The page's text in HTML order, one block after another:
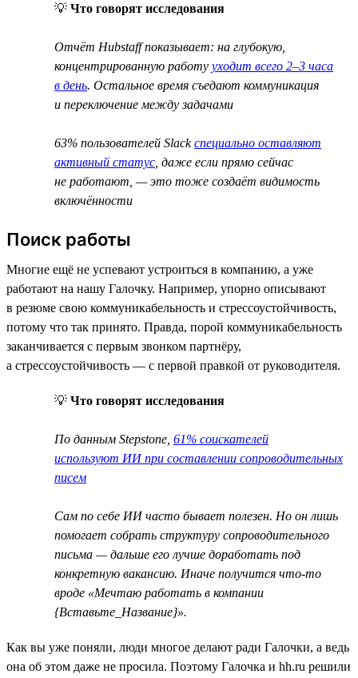
💡 Что говорят исследования
Отчёт Hubstaff показывает: на глубокую,
концентрированную работу уходит всего 2–3 часа
в день. Остальное время съедают коммуникация
и переключение между задачами
63% пользователей Slackспециально оставляют
активный статус , даже если прямо сейчас
не работают, — это тоже создаёт видимость
включённости
Поиск работы
Многие ещё не успевают устроиться в компанию, а уже
работают на нашу Галочку. Например, упорно описывают
в резюме свою коммуникабельность и стрессоустойчивость,
потому что так принято. Правда, порой коммуникабельность
заканчивается с первым звонком партнёру,
а стрессоустойчивость — с первой правкой от руководителя.
💡 Что говорят исследования
По данным Stepstone, 61% соискателей
используют ИИ при составлении сопроводительных
писем
Сам по себе ИИ часто бывает полезен. Но он лишь
помогает собрать структуру сопроводительного
письма — дальше его лучше доработать под
конкретную вакансию. Иначе получится что-то
вроде «Мечтаю работать в компании
{Вставьте_Название}».
Как вы уже поняли, люди многое делают ради Галочки, а ведь
она об этом даже не просила. Поэтому Галочка и hh.ru решили